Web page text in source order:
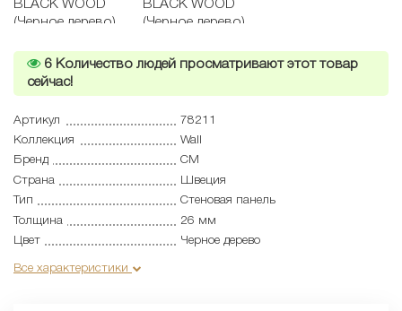
6 Количество людей просматривают этот товар
сейчас!
Артикул
78211
Коллекция
Wall
Бренд
CM
Страна
Швеция
Тип
Cтеновая панель
Толщина
26 мм
Цвет
Черное дерево
Все характеристики